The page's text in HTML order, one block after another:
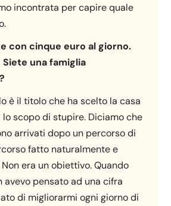
incontrata per capire quale
con cinque euro al giorno.
Siete una famiglia
è il titolo che ha scelto la casa
scopo di stupire. Diciamo che
arrivati dopo un percorso di
fatto naturalmente e
era un obiettivo. Quando
avevo pensato ad una cifra
di migliorarmi ogni giorno di